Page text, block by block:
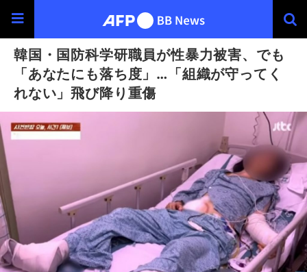
韓国・国防科学研職員が性暴力被害、でも
「あなたにも落ち度」…「組織が守ってく
れない」飛び降り重傷